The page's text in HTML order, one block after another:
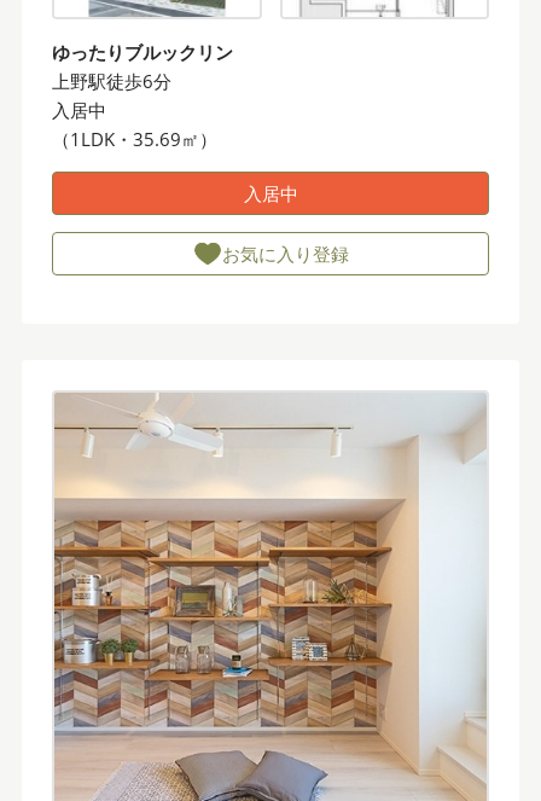
ゆったりブルックリン
上野駅徒歩6分
入居中
（1LDK・35.69㎡）
入居中
お気に入り登録